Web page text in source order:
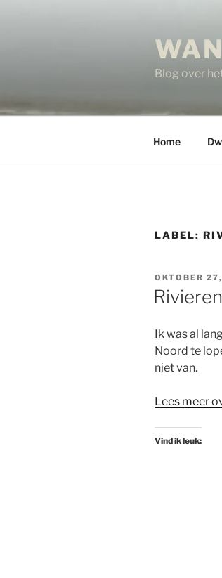
Blog over
Home
LABEL:
GEPLAATST
OP
OKTOBER
Ik was al
Noord te
niet van.
Lees meer
Vind ik leuk: